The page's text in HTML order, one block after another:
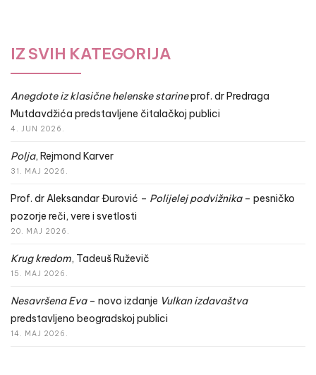
IZ SVIH KATEGORIJA
Anegdote iz klasične helenske starineprof. dr Predraga
Mutdavdžića predstavljene čitalačkoj publici
4. JUN 2026.
Polja, Rejmond Karver
31. MAJ 2026.
Prof. dr Aleksandar Đurović – Polijelej podvižnika– pesničko
pozorje reči, vere i svetlosti
20. MAJ 2026.
Krug kredom, Tadeuš Ruževič
15. MAJ 2026.
Nesavršena Eva– novo izdanje Vulkan izdavaštva
predstavljeno beogradskoj publici
14. MAJ 2026.